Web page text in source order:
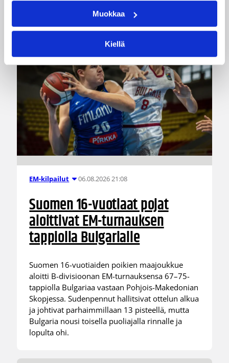
Muokkaa
Kiellä
EM-kilpailut 06.08.2026 21:08
Suomen 16-vuotiaat pojat
aloittivat EM-turnauksen
tappiolla Bulgarialle
Suomen 16-vuotiaiden poikien maajoukkue
aloitti B-divisioonan EM-turnauksensa 67–75-
tappiolla Bulgariaa vastaan Pohjois-Makedonian
Skopjessa. Sudenpennut hallitsivat ottelun alkua
ja johtivat parhaimmillaan 13 pisteellä, mutta
Bulgaria nousi toisella puoliajalla rinnalle ja
lopulta ohi.